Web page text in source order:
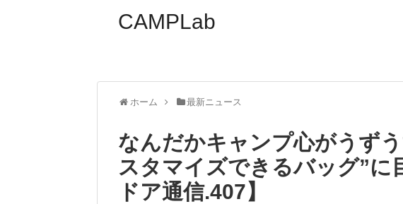
CAMPLab
ホーム 最新ニュース
なんだかキャンプ心がうず
スタマイズできるバッグ”に
ドア通信.407】